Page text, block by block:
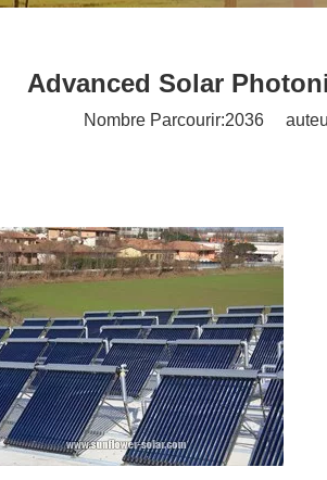
Advanced Solar
Nombre Parcourir:2036